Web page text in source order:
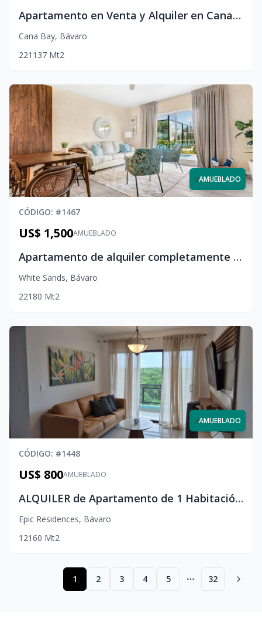
Apartamento en Venta y Alquiler en Cana Bay: Apartamento de lujo en Cana Bay: 2 habs, balcón con vista al golf
Cana Bay, Bávaro
221 137 Mt2
xAMUEBLADO
CÓDIGO: #1467
AMUEBLADO
US$ 1,500
Apartamento de alquiler completamente amueblado en White Sands
White Sands, Bávaro
22180 Mt2
xAMUEBLADO
CÓDIGO: #1448
AMUEBLADO
US$ 800
ALQUILER de Apartamento de 1 Habitación en Epic Punta Cana con Piscinas y Amenidades
Epic Residences, Bávaro
1 2160 Mt2
1 2 3 4 5
More pages
32